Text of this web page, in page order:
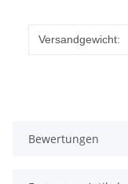
Versandgewicht:
Bewertungen